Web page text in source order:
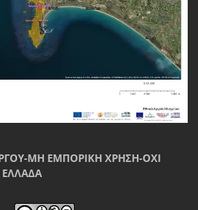
ΜΗ ΕΜΠΟΡΙΚΉ ΧΡΉΣΗ-ΌΧΙ
ΕΛΛΆΔΑ